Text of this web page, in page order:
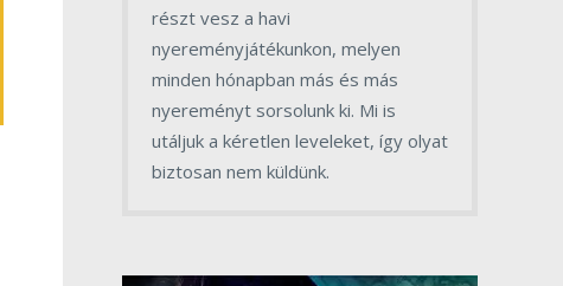
részt vesz a havi
nyereményjátékunkon, melyen
minden hónapban más és más
nyereményt sorsolunk ki. Mi is
utáljuk a kéretlen leveleket, így olyat
biztosan nem küldünk.